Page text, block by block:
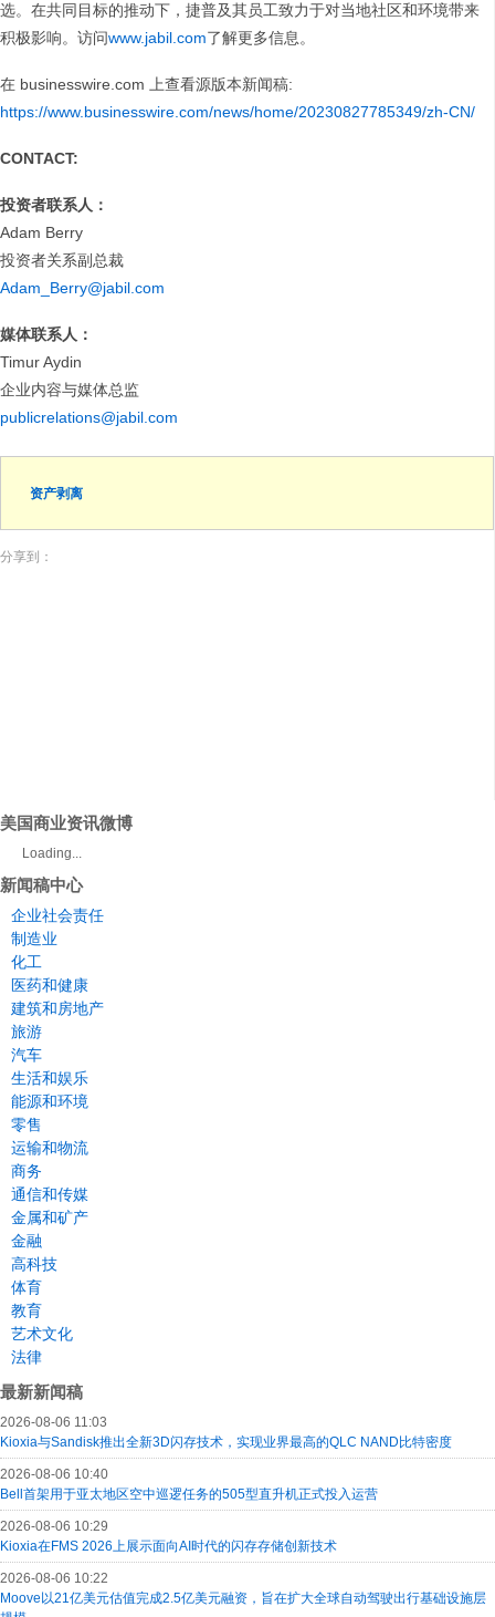
选。在共同目标的推动下，捷普及其员工致力于对当地社区和环境带来
积极影响。访问www.jabil.com了解更多信息。
在 businesswire.com 上查看源版本新闻稿:
https://www.businesswire.com/news/home/20230827785349/zh-CN/
CONTACT:
投资者联系人：
Adam Berry
投资者关系副总裁
Adam_Berry@jabil.com
媒体联系人：
Timur Aydin
企业内容与媒体总监
publicrelations@jabil.com
资产剥离
分享到：
美国商业资讯微博
Loading...
新闻稿中心
企业社会责任
制造业
化工
医药和健康
建筑和房地产
旅游
汽车
生活和娱乐
能源和环境
零售
运输和物流
商务
通信和传媒
金属和矿产
金融
高科技
体育
教育
艺术文化
法律
最新新闻稿
2026-08-06 11:03
Kioxia与Sandisk推出全新3D闪存技术，实现业界最高的QLC NAND比特密度
2026-08-06 10:40
Bell首架用于亚太地区空中巡逻任务的505型直升机正式投入运营
2026-08-06 10:29
Kioxia在FMS 2026上展示面向AI时代的闪存存储创新技术
2026-08-06 10:22
Moove以21亿美元估值完成2.5亿美元融资，旨在扩大全球自动驾驶出行基础设施层